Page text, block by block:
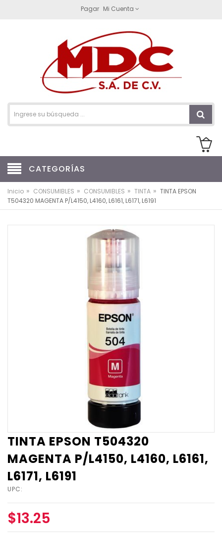
Pagar Mi Cuenta
CATEGORÍAS
Inicio » CONSUMIBLES » CONSUMIBLES » TINTA » TINTA EPSON
T504320 MAGENTA P/L4150, L4160, L6161, L6171, L6191
TINTA EPSON T504320
MAGENTA P/L4150, L4160, L6161,
L6171, L6191
UPC:
$13.25